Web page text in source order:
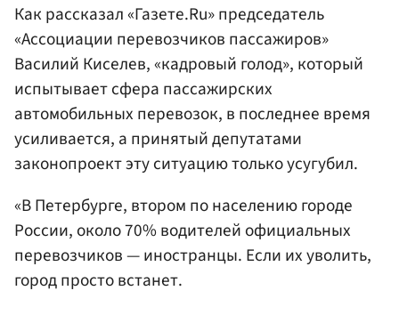
Как рассказал «Газете.Ru» председатель
«Ассоциации перевозчиков пассажиров»
Василий Киселев, «кадровый голод», который
испытывает сфера пассажирских
автомобильных перевозок, в последнее время
усиливается, а принятый депутатами
законопроект эту ситуацию только усугубил.
«В Петербурге, втором по населению городе
России, около 70% водителей официальных
перевозчиков — иностранцы. Если их уволить,
город просто встанет.